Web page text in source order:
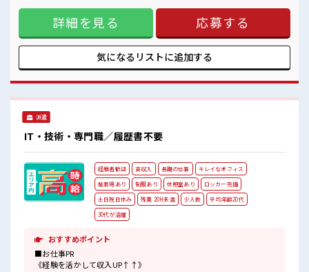
休憩室やロッカーも完備！
荷物が多くても安心♪
無料の制服があるのもうれしいポイント♪
#ryo
方にもオススメ♪ 赴任時の交通費も当社が負担するのですぐ
に始められます！ 《経験を活かして収入UP↑↑》 高時給
2300円！ 経験を活かして働けるのでヤリガイ抜群！ さらにス
キルUPしちゃいましょう★ 《人気の日勤×土日祝やすみ*》
土日祝休みだから予定がたてやすい！ うれしい大型連休もあ
り！ プライベートも充実♪ ■職場の雰囲気 少人数の職場で働
んでもOK！ 無料の駐車場もあります◎ 休憩室やロッカーも
完備！ 荷物が多くても安心♪ 無料の制服があるのもうれしい
詳細を見る 応募する
気になるリストに追加する
派遣
IT・技術・専門職／履歴書不要
経験者歓迎 高収入 長期の仕事
キレイなオフィス
駐車場あり
制服あり 休憩室あり
ロッカー完備
土日祝日休み
残業 20H未満 少人数
平均年齢20代
30代が活躍
おすすめポイント
■お仕事PR
《経験を活かして収入UP↑↑》